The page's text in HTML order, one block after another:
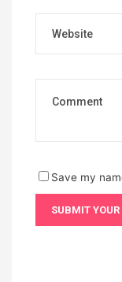
Save my